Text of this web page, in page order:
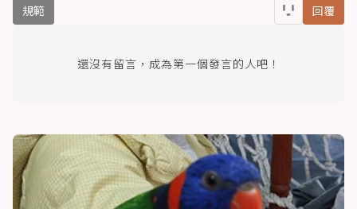
規範 回覆
還沒有留言，成為第一個發言的人吧！